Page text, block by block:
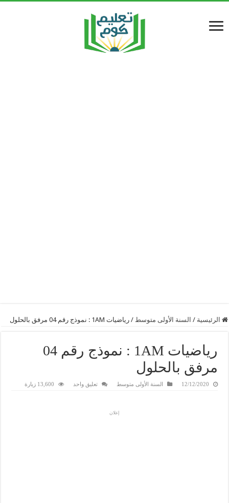
الرئيسية / السنة الأولى متوسط / رياضيات 1AM : نموذج رقم 04 مرفق بالحلول
رياضيات 1AM : نموذج رقم 04
مرفق بالحلول
12/12/2020 السنة الأولى متوسط تعليق واحد 13,600 زيارة
إعلان